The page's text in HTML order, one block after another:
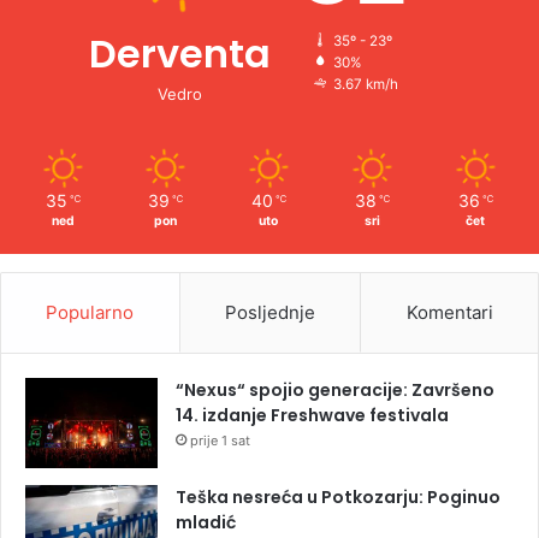
Derventa
Vedro
35º - 23º
30%
3.67 km/h
35 ℃
ned
39 ℃
pon
40 ℃
uto
38 ℃
sri
36 ℃
čet
Popularno Posljednje Komentari
“Nexus“ spojio generacije: Završeno
14. izdanje Freshwave festivala
prije 1 sat
Teška nesreća u Potkozarju: Poginuo
mladić